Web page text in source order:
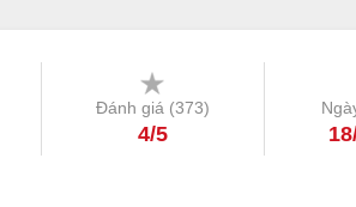
Đánh giá (373)
4/5